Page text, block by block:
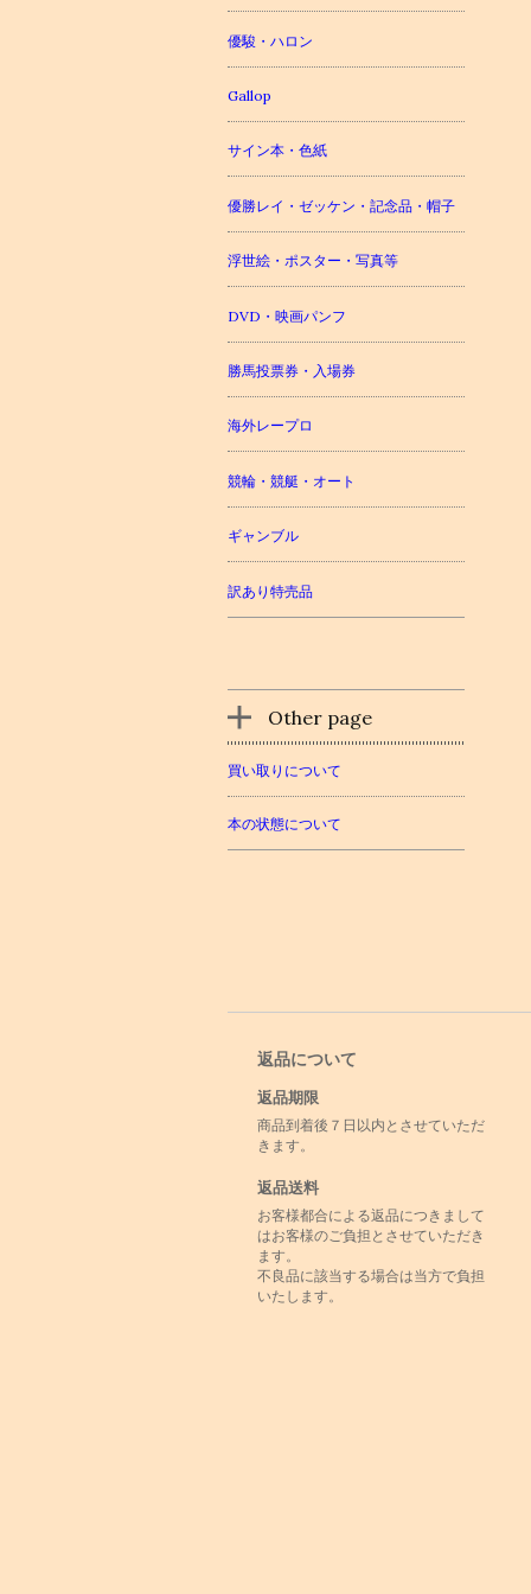
優駿・ハロン
Gallop
サイン本・色紙
優勝レイ・ゼッケン・記念品・帽子
浮世絵・ポスター・写真等
DVD・映画パンフ
勝馬投票券・入場券
海外レープロ
競輪・競艇・オート
ギャンブル
訳あり特売品
Other page
買い取りについて
本の状態について
返品について
返品期限
商品到着後７日以内とさせていただ
きます。
返品送料
お客様都合による返品につきまして
はお客様のご負担とさせていただき
ます。
不良品に該当する場合は当方で負担
いたします。